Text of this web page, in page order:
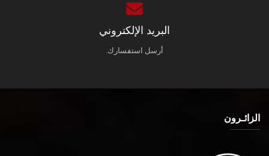
البريد الإلكتروني
أرسل استفسارك.
الزائـرون